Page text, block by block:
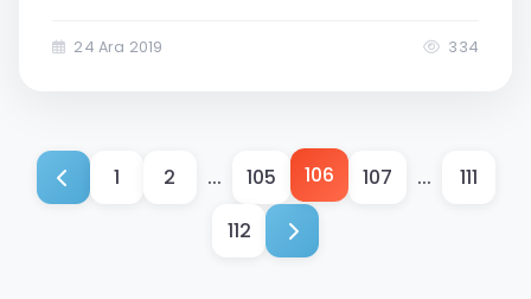
değerini gösterir. En çok ve yaygın kullanılan
24 Ara 2019 334
1 2 ... 105 106 107 ...
111
112